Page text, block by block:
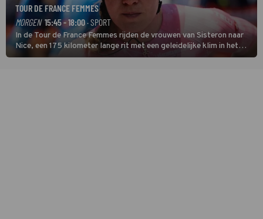
TOUR DE FRANCE FEMMES
MORGEN 15:45 - 18:00· SPORT
In de Tour de France Femmes rijden de vrouwen van Sisteron naar
Nice, een 175 kilometer lange rit met een geleidelijke klim in het
midden. Dat is mogelijk niet de zwaarste hindernis, dat is de